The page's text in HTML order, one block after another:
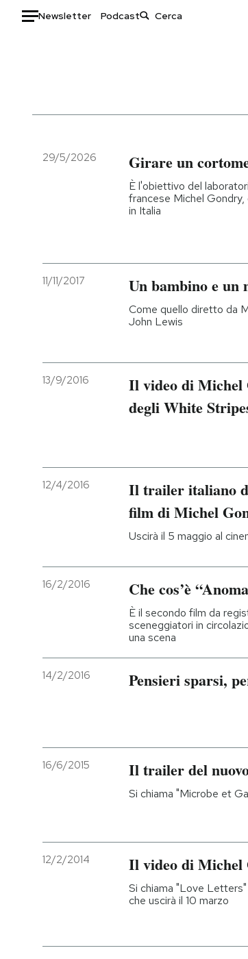
Newsletter Podcast
Italia
Politica
Moda
Ok Boomer!
NEWSLETTER
SHOP
Entra
29/5/2026 Girare un
È l'obiettivo del
francese Michel
in Italia
11/11/2017 Un bambino e un
Come quello diretto da
John Lewis
13/9/2016
Il video di Michel
degli White
12/4/2016
Il trailer italiano
film di Michel
Uscirà il 5 maggio al
16/2/2016 Che cos’è
È il secondo film da
sceneggiatori in
una scena
14/2/2016 Pensieri sparsi,
16/6/2015 Il trailer del
Si chiama "Microbe et
12/2/2014 Il video di
Si chiama "Love
che uscirà il 10 marzo